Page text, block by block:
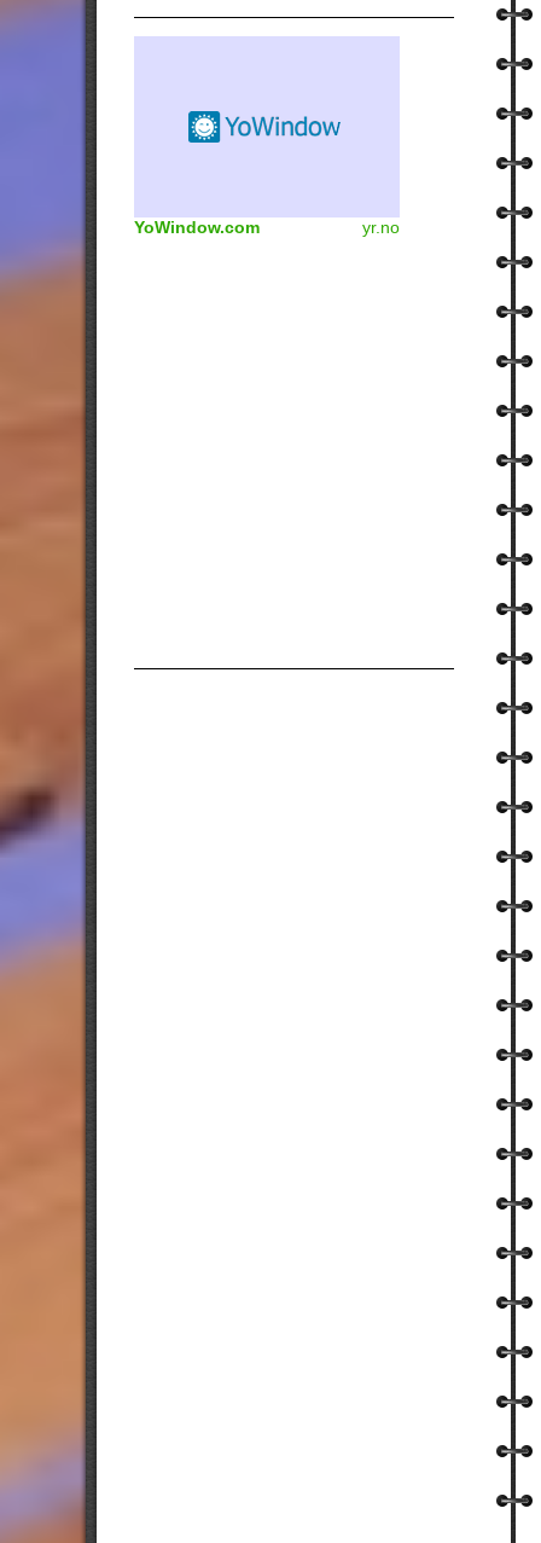
YoWindow.com yr.no